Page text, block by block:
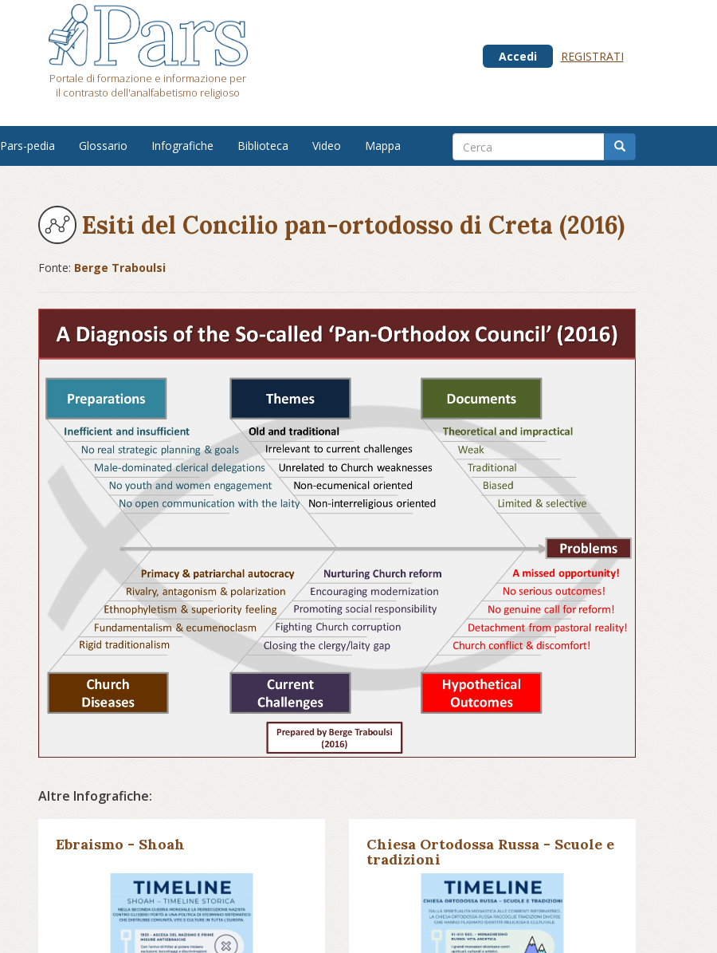
Portale di formazione e informazione per
il contrasto dell'analfabetismo religioso
Accedi REGISTRATI
Pars-pedia Glossario Infografiche Biblioteca Video Mappa
Esiti del Concilio pan-ortodosso di Creta (2016)
Fonte: Berge Traboulsi
Altre Infografiche:
Ebraismo - Shoah
Chiesa Ortodossa Russa - Scuole e
tradizioni